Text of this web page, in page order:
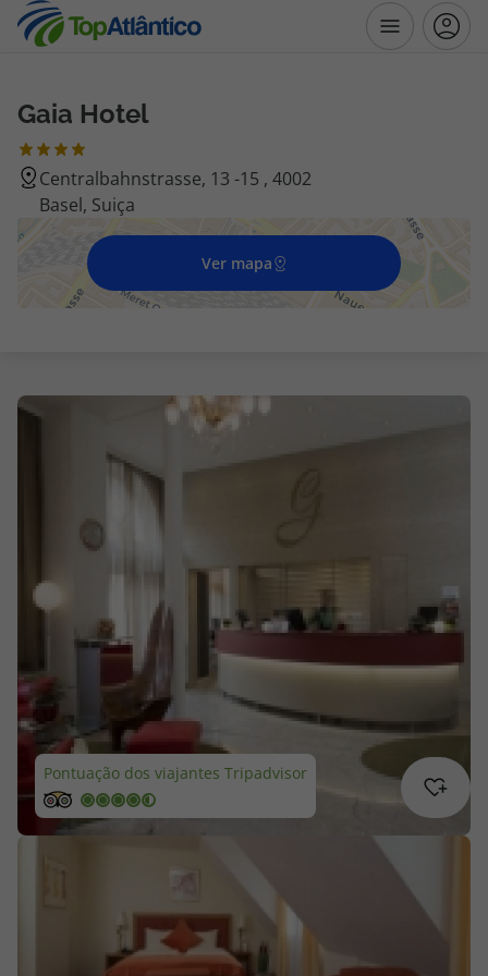
Destinos
Voos
Hotéis
Voos + Hotel
Disneyland ® Paris
Escapadinhas
Cruzeiros
Promoções
Especialistas
Cheque Viagem
Rede de Lojas
Blog TopViagens
Área de Cliente
Gaia Hotel
Centralbahnstrasse, 13 -15 , 4002
Basel, Suiça
Ver mapa
Pontuação dos viajantes Tripadvisor